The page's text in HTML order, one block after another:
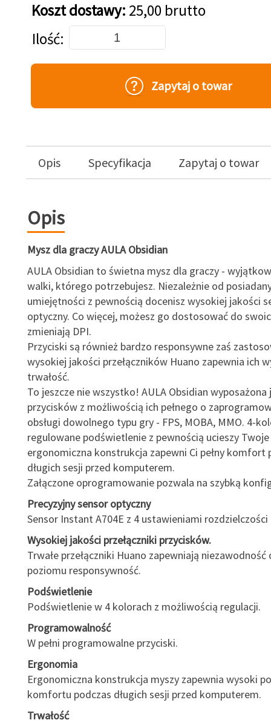
Koszt dostawy: 25,00 brutto
Dodaj do koszyka
Ilość
Zapytaj o towar
Opis Specyfikacja Zapytaj o towar
Opis
Mysz dla graczy AULA Obsidian
AULA Obsidian to świetna mysz dla graczy -
walki, którego potrzebujesz. Niezależnie od
umiejętności z pewnością docenisz wysokiej jakości
optyczny. Co więcej, możesz go dostosować do
zmieniają DPI.
Przyciski są również bardzo responsywne zaś
wysokiej jakości przełączników Huano zapewnia ich
trwałość.
To jeszcze nie wszystko! AULA Obsidian wyposażona
przycisków z możliwością ich pełnego o
obsługi dowolnego typu gry - FPS, MOBA, MMO. 4-
regulowane podświetlenie z pewnością ucieszy Twoje
ergonomiczna konstrukcja zapewni Ci pełny komfort
długich sesji przed komputerem.
Załączone oprogramowanie pozwala na szybką
Precyzyjny sensor optyczny
Sensor Instant A704E z 4 ustawieniami rozdzielczości
Wysokiej jakości przełączniki przycisków.
Trwałe przełączniki Huano zapewniają
poziomu responsywność.
Podświetlenie
Podświetlenie w 4 kolorach z możliwością regulacji.
Programowalność
W pełni programowalne przyciski.
Ergonomia
Ergonomiczna konstrukcja myszy zapewnia wysoki
komfortu podczas długich sesji przed komputerem.
Trwałość